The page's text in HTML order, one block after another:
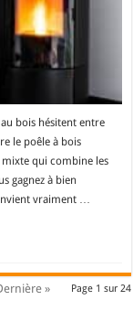
bois hésitent entre
le poêle à bois
qui combine les
gagnez à bien
vraiment …
Page 1 sur 24
»